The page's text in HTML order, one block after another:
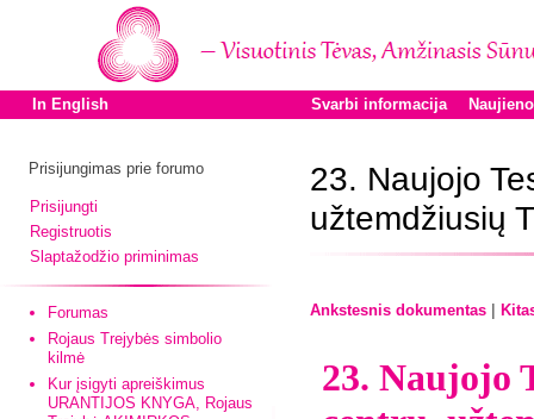
In English Svarbi informacija
Prisijungimas prie forumo
Prisijungti
Registruotis
Slaptažodžio priminimas
Forumas
Rojaus Trejybės simbolio
kilmė
Kur įsigyti apreiškimus
URANTIJOS KNYGA, Rojaus
23. Naujojo
užtemdžiusių
Ankstesnis dokumentas |
23. Naujojo